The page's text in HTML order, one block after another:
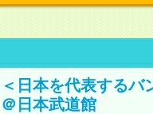
＜日本を代表するバ
＠日本武道館